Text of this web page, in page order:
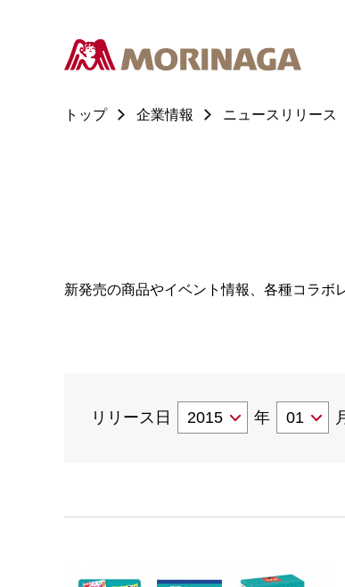
トップ 企業情報 ニュースリリース
新発売の商品やイベント情報、各種コラボ
リリース日 年